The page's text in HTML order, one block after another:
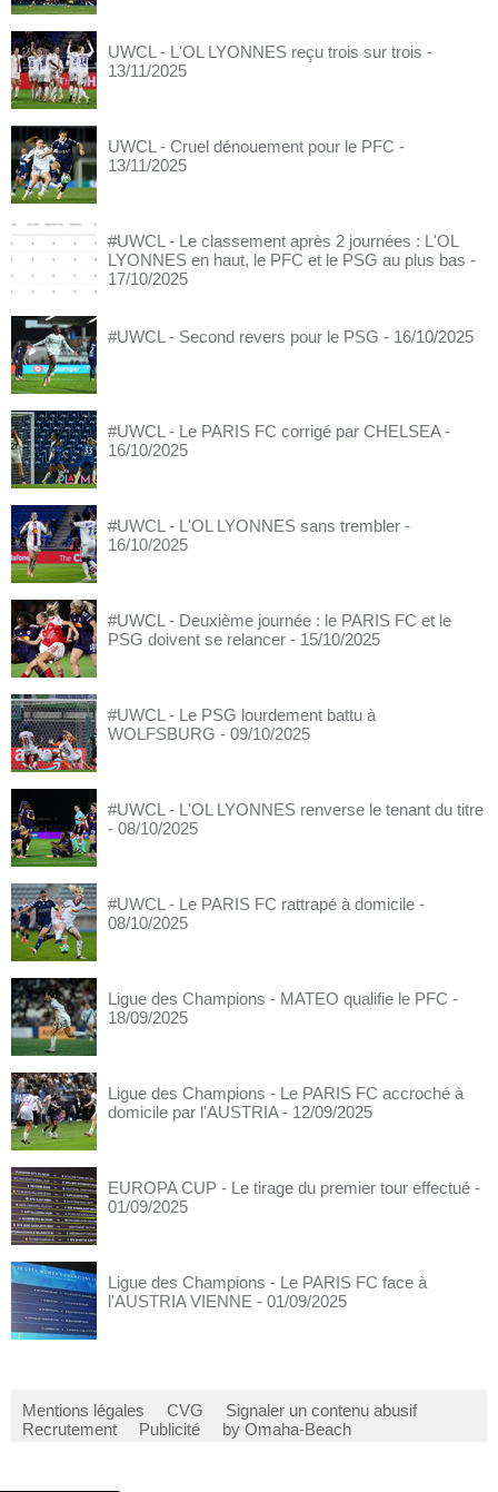
UWCL - L'OL LYONNES reçu trois sur trois -
13/11/2025
UWCL - Cruel dénouement pour le PFC -
13/11/2025
#UWCL - Le classement après 2 journées : L'OL
LYONNES en haut, le PFC et le PSG au plus bas -
17/10/2025
#UWCL - Second revers pour le PSG - 16/10/2025
#UWCL - Le PARIS FC corrigé par CHELSEA -
16/10/2025
#UWCL - L'OL LYONNES sans trembler -
16/10/2025
#UWCL - Deuxième journée : le PARIS FC et le
PSG doivent se relancer - 15/10/2025
#UWCL - Le PSG lourdement battu à
WOLFSBURG - 09/10/2025
#UWCL - L'OL LYONNES renverse le tenant du titre
- 08/10/2025
#UWCL - Le PARIS FC rattrapé à domicile -
08/10/2025
Ligue des Champions - MATEO qualifie le PFC -
18/09/2025
Ligue des Champions - Le PARIS FC accroché à
domicile par l'AUSTRIA - 12/09/2025
EUROPA CUP - Le tirage du premier tour effectué -
01/09/2025
Ligue des Champions - Le PARIS FC face à
l'AUSTRIA VIENNE - 01/09/2025
Mentions légales CVG
Signaler un contenu abusif
Recrutement
Publicité by Omaha-Beach